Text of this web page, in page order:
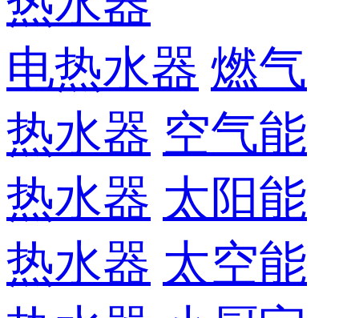
电热水器 燃气
热水器 空气能
热水器 太阳能
热水器 太空能